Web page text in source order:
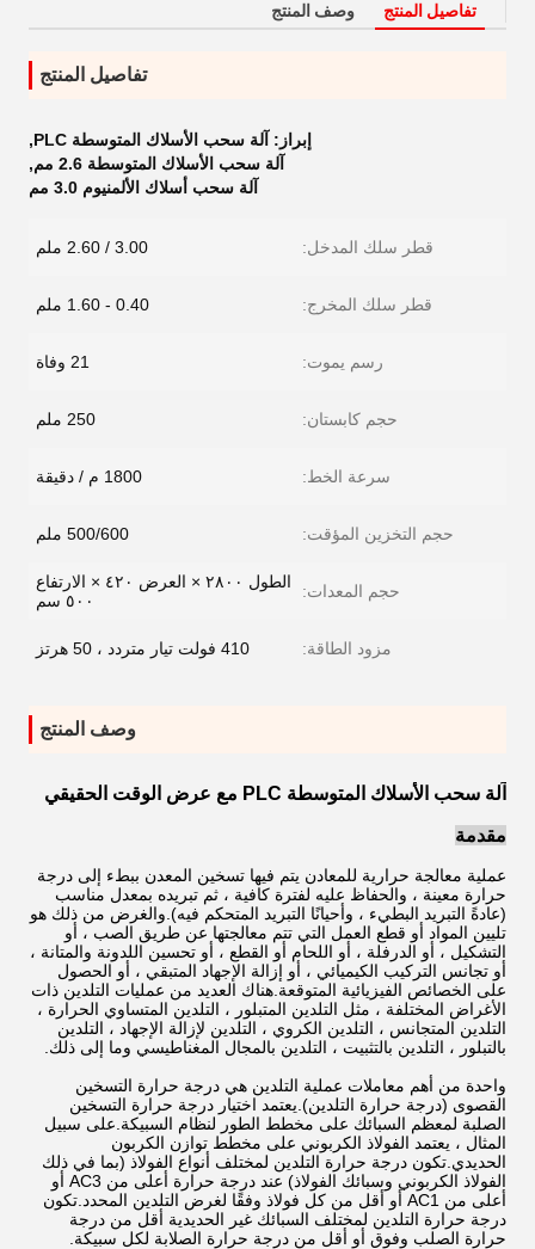
تفاصيل المنتج وصف المنتج
تفاصيل المنتج
إبراز: آلة سحب الأسلاك المتوسطة PLC
,
آلة سحب الأسلاك المتوسطة 2.6 مم
,
آلة سحب أسلاك الألمنيوم 3.0 مم
قطر سلك المدخل: 3.00 / 2.60 ملم
قطر سلك المخرج: 0.40 - 1.60 ملم
رسم يموت: 21 وفاة
حجم كابستان: 250 ملم
سرعة الخط: 1800 م / دقيقة
حجم التخزين المؤقت: 500/600 ملم
حجم المعدات:
الطول ٢٨٠٠ × العرض ٤٢٠ × الارتفاع
٥٠٠ سم
مزود الطاقة: 410 فولت تيار متردد ، 50 هرتز
وصف المنتج
آلة سحب الأسلاك المتوسطة PLC مع عرض الوقت الحقيقي
مقدمة
عملية معالجة حرارية للمعادن يتم فيها تسخين المعدن ببطء إلى درجة
حرارة معينة ، والحفاظ عليه لفترة كافية ، ثم تبريده بمعدل مناسب
(عادةً التبريد البطيء ، وأحيانًا التبريد المتحكم فيه).والغرض من ذلك هو
تليين المواد أو قطع العمل التي تتم معالجتها عن طريق الصب ، أو
التشكيل ، أو الدرفلة ، أو اللحام أو القطع ، أو تحسين اللدونة والمتانة ،
أو تجانس التركيب الكيميائي ، أو إزالة الإجهاد المتبقي ، أو الحصول
على الخصائص الفيزيائية المتوقعة.هناك العديد من عمليات التلدين ذات
الأغراض المختلفة ، مثل التلدين المتبلور ، التلدين المتساوي الحرارة ،
التلدين المتجانس ، التلدين الكروي ، التلدين لإزالة الإجهاد ، التلدين
بالتبلور ، التلدين بالتثبيت ، التلدين بالمجال المغناطيسي وما إلى ذلك.
واحدة من أهم معاملات عملية التلدين هي درجة حرارة التسخين
القصوى (درجة حرارة التلدين).يعتمد اختيار درجة حرارة التسخين
الصلبة لمعظم السبائك على مخطط الطور لنظام السبيكة.على سبيل
المثال ، يعتمد الفولاذ الكربوني على مخطط توازن الكربون
الحديدي.تكون درجة حرارة التلدين لمختلف أنواع الفولاذ (بما في ذلك
الفولاذ الكربوني وسبائك الفولاذ) عند درجة حرارة أعلى من AC3 أو
أعلى من AC1 أو أقل من كل فولاذ وفقًا لغرض التلدين المحدد.تكون
درجة حرارة التلدين لمختلف السبائك غير الحديدية أقل من درجة
حرارة الصلب وفوق أو أقل من درجة حرارة الصلابة لكل سبيكة.